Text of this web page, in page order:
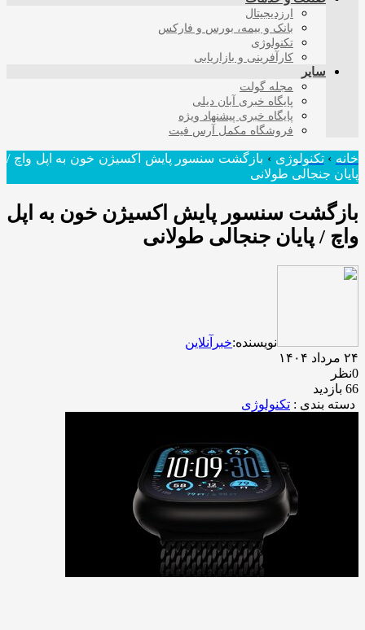
ارزدیجیتال
بانک و بیمه، بورس و فارکس
تکنولوژی
کارآفرینی و بازاریابی
سایر
مجله گولت
پایگاه خبری آبان دیلی
پایگاه خبری پیشنهاد ویژه
فروشگاه مکمل آرس فیت
خانه ›تکنولوژی › بازگشت سنسور پایش اکسیژن خون به اپل واچ /
پایان جنجالی طولانی
بازگشت سنسور پایش اکسیژن خون به اپل
واچ / پایان جنجالی طولانی
نویسنده:خبرآنلاین
۲۴ مرداد ۱۴۰۴
0نظر
66 بازدید
دسته بندی : تکنولوژی